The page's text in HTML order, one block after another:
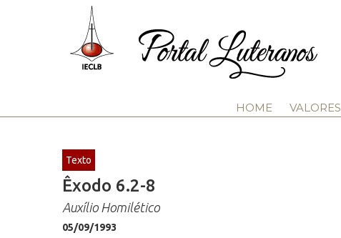
HOME VALORES
Texto
Êxodo 6.2-8
Auxílio Homilético
05/09/1993